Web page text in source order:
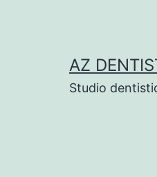
AZ
Studio